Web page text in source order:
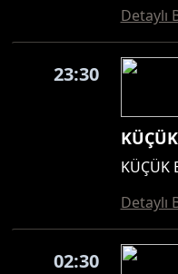
Detaylı
23:30
KÜÇÜK
Detaylı
02:30